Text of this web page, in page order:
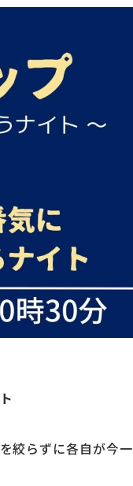
絞らずに各自が今一